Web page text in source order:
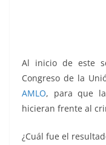
Al inicio de este
Congreso de la
AMLO, para que
hicieran frente al
¿Cuál fue el